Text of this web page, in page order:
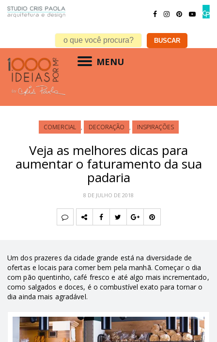
MENU
COMERCIAL , DECORAÇÃO , INSPIRAÇÕES
Veja as melhores dicas para
aumentar o faturamento da sua
padaria
8 DE JULHO DE 2018
Um dos prazeres da cidade grande está na diversidade de
ofertas e locais para comer bem pela manhã. Começar o dia
com pão quentinho, café fresco e até algo mais incrementado,
como salgados e doces, é o combustível exato para tornar o
dia ainda mais agradável.